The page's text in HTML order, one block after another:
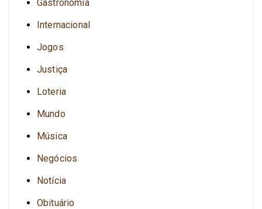
Gastronomia
Internacional
Jogos
Justiça
Loteria
Mundo
Música
Negócios
Notícia
Obituário